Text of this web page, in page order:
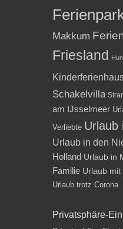
Makkum
Friesland
Schakelvilla
am IJsselmeer
Verliebte Urlaub
Urlaub in den
Holland Urlaub in
Familie Urlaub mit
Urlaub trotz Corona
Privatsphäre-